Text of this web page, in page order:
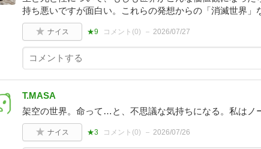
持ち悪いですが面白い。これらの発想からの「消滅世界」
ナイス ★9 コメント(0) 2026/07/27
T.MASA
架空の世界。命って…と、不思議な気持ちになる。私はノ
ナイス ★3 コメント(0) 2026/07/26